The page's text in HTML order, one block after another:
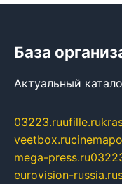
База
Актуальный
03223.ruufille.ru
veetbox.ru
mega-press.ru
eurovision-russia.ru